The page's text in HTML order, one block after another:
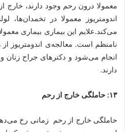
معمولا درون رحم وجود دارند،
اندومتریوز معمولا در تخمدان‌ها،
می‌کند.علایم این بیماری بیماری
نامنظم است. معالجه‌ی اندومتریوز
انجام می‌شود و دکترهای جراح زنان
دارند.
۱۳: حاملگی خارج از رحم
حاملگی خارج از رحم زمانی رخ